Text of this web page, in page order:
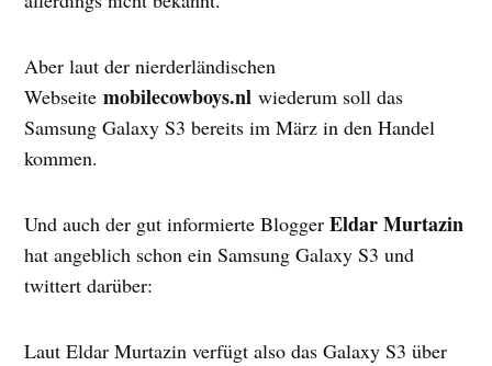
Aber laut der nierderländischen
Webseitemobilecowboys.nl wiederum soll das
Samsung Galaxy S3 bereits im März in den Handel
kommen.
Und auch der gut informierte BloggerEldar Murtazin
hat angeblich schon ein Samsung Galaxy S3 und
twittert darüber:
Laut Eldar Murtazin verfügt also das Galaxy S3 über